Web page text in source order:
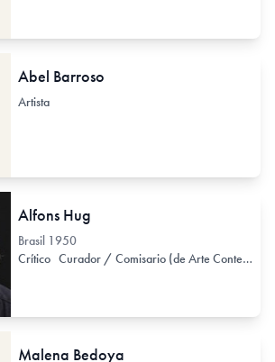
Abel Barroso
Artista
Alfons Hug
Brasil 1950
Crítico Curador / Comisario (de Arte Contemporáneo)
Malena Bedoya